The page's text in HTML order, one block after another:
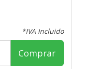
*IVA Incluido
Comprar